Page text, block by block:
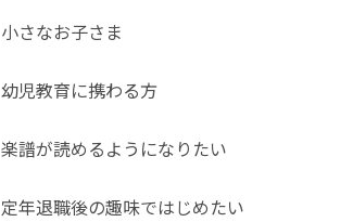
小さなお子さま
幼児教育に携わる方
楽譜が読めるようになりたい
定年退職後の趣味ではじめたい